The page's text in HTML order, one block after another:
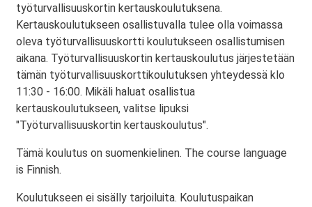
työturvallisuuskortin kertauskoulutuksena.
Kertauskoulutukseen osallistuvalla tulee olla voimassa
oleva työturvallisuuskortti koulutukseen osallistumisen
aikana. Työturvallisuuskortin kertauskoulutus järjestetään
tämän työturvallisuuskorttikoulutuksen yhteydessä klo
11:30 - 16:00. Mikäli haluat osallistua
kertauskoulutukseen, valitse lipuksi
"Työturvallisuuskortin kertauskoulutus".
Tämä koulutus on suomenkielinen. The course language
is Finnish.
Koulutukseen ei sisälly tarjoiluita. Koulutuspaikan